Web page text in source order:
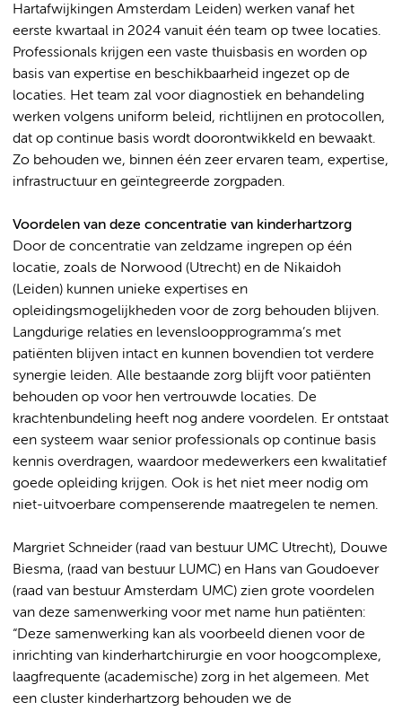
Hartafwijkingen Amsterdam Leiden) werken vanaf het
eerste kwartaal in 2024 vanuit één team op twee locaties.
Professionals krijgen een vaste thuisbasis en worden op
basis van expertise en beschikbaarheid ingezet op de
locaties. Het team zal voor diagnostiek en behandeling
werken volgens uniform beleid, richtlijnen en protocollen,
dat op continue basis wordt doorontwikkeld en bewaakt.
Zo behouden we, binnen één zeer ervaren team, expertise,
infrastructuur en geïntegreerde zorgpaden.
Voordelen van deze concentratie van kinderhartzorg
Door de concentratie van zeldzame ingrepen op één
locatie, zoals de Norwood (Utrecht) en de Nikaidoh
(Leiden) kunnen unieke expertises en
opleidingsmogelijkheden voor de zorg behouden blijven.
Langdurige relaties en levensloopprogramma’s met
patiënten blijven intact en kunnen bovendien tot verdere
synergie leiden. Alle bestaande zorg blijft voor patiënten
behouden op voor hen vertrouwde locaties. De
krachtenbundeling heeft nog andere voordelen. Er ontstaat
een systeem waar senior professionals op continue basis
kennis overdragen, waardoor medewerkers een kwalitatief
goede opleiding krijgen. Ook is het niet meer nodig om
niet-uitvoerbare compenserende maatregelen te nemen.
Margriet Schneider (raad van bestuur UMC Utrecht), Douwe
Biesma, (raad van bestuur LUMC) en Hans van Goudoever
(raad van bestuur Amsterdam UMC) zien grote voordelen
van deze samenwerking voor met name hun patiënten:
“Deze samenwerking kan als voorbeeld dienen voor de
inrichting van kinderhartchirurgie en voor hoogcomplexe,
laagfrequente (academische) zorg in het algemeen. Met
een cluster kinderhartzorg behouden we de